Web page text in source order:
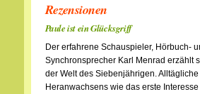
Rezensionen
Paule ist ein Glücksgriff
Der erfahrene Schauspieler, Hörbuch-
Synchronsprecher Karl Menrad erzählt
der Welt des Siebenjährigen.
Heranwachsens wie das erste